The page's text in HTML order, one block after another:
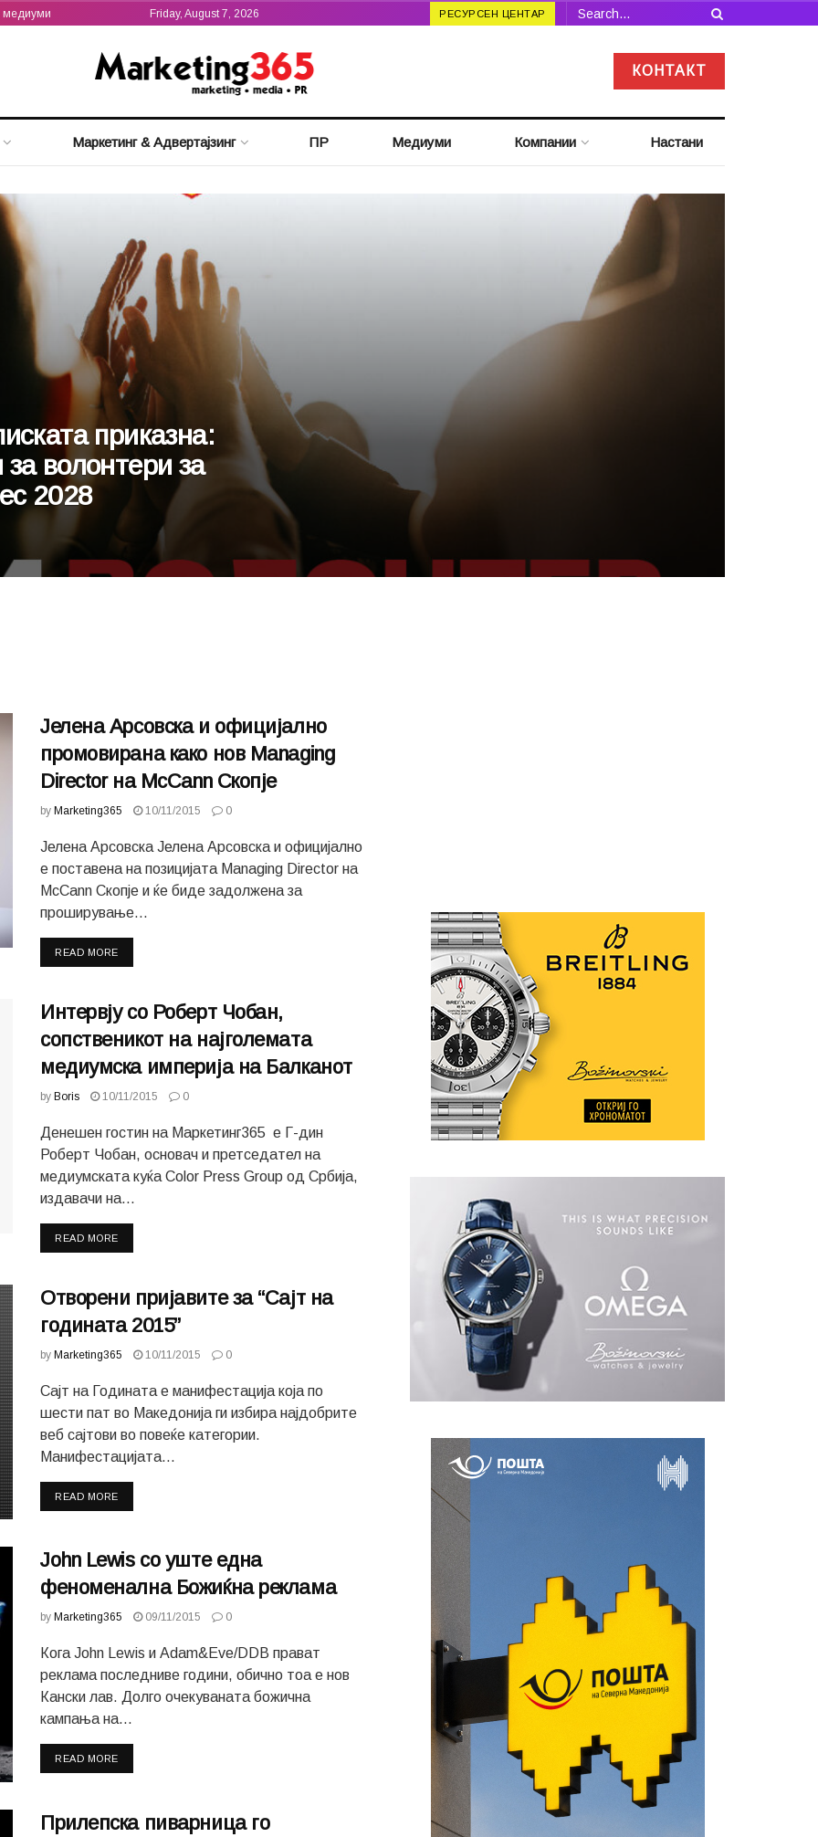
медиуми Friday, August 7, 2026 РЕСУРСЕН ЦЕНТАР
КОНТАКТ
Маркетинг & Адвертајзинг ПР Медиуми Компании Настани
приказна:
волонтери за
2028
Јелена Арсовска и официјално
промовирана како нов Managing
Director на McCann Скопје
by Marketing365 10/11/2015 0
Јелена Арсовска Јелена Арсовска и официјално
е поставена на позицијата Managing Director на
McCann Скопје и ќе биде задолжена за
проширување...
READ MORE
Интервју со Роберт Чобан,
сопственикот на најголемата
медиумска империја на Балканот
by Boris 10/11/2015 0
Денешен гостин на Маркетинг365 е Г-дин
Роберт Чобан, oсновач и претседател на
медиумската куќа Color Press Group од Србија,
издавачи на...
READ MORE
Отворени пријавите за “Сајт на
годината 2015”
by Marketing365 10/11/2015 0
Сајт на Годината е манифестација која по
шести пат во Македонија ги избира најдобрите
веб сајтови во повеќе категории.
Манифестацијата...
READ MORE
John Lewis со уште една
феноменална Божиќна реклама
by Marketing365 09/11/2015 0
Кога John Lewis и Adam&Eve/DDB прават
реклама последниве години, обично тоа е нов
Кански лав. Долго очекуваната божична
кампања на...
READ MORE
Прилепска пиварница го